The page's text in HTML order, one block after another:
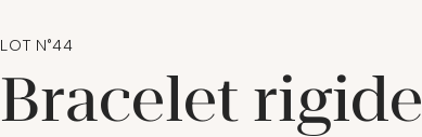
LOT N°44
Bracelet rigide